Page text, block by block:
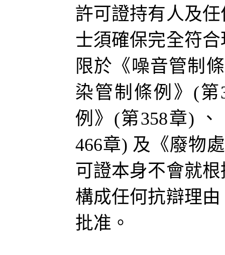
許可證持有人及
士須確保完全符
限於《噪音管制
染管制條例》 (第
例》 (第358章)
466章) 及《廢物
可證本身不會就
構成任何抗辯理
批准。